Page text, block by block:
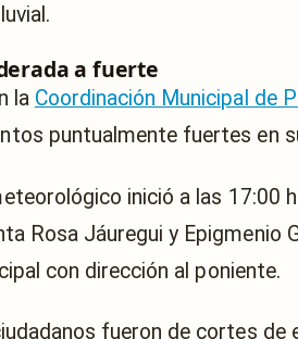
a fuerte
la Coordinación Municipal de
puntualmente fuertes en
inició a las 17:00
Rosa Jáuregui y Epigmenio
con dirección al poniente.
fueron de cortes de